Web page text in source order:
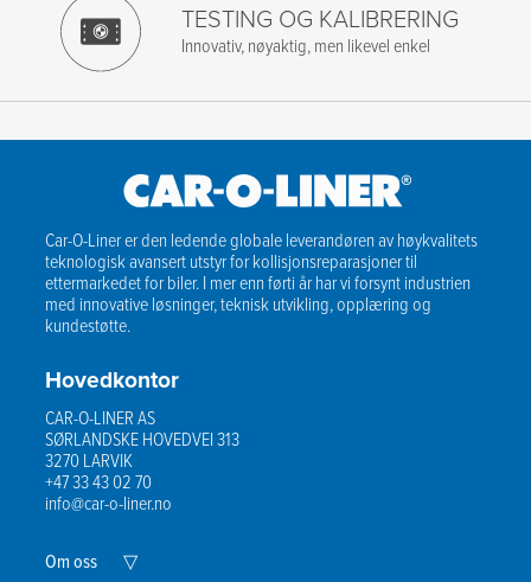
TESTING OG KALIBRERING
Innovativ, nøyaktig, men likevel enkel
Car-O-Liner er den ledende globale leverandøren av høykvalitets
teknologisk avansert utstyr for kollisjonsreparasjoner til
ettermarkedet for biler. I mer enn førti år har vi forsynt industrien
med innovative løsninger, teknisk utvikling, opplæring og
kundestøtte.
Hovedkontor
CAR-O-LINER AS
SØRLANDSKE HOVEDVEI 313
3270 LARVIK
+47 33 43 02 70
info@car-o-liner.no
Om oss ▽Expand